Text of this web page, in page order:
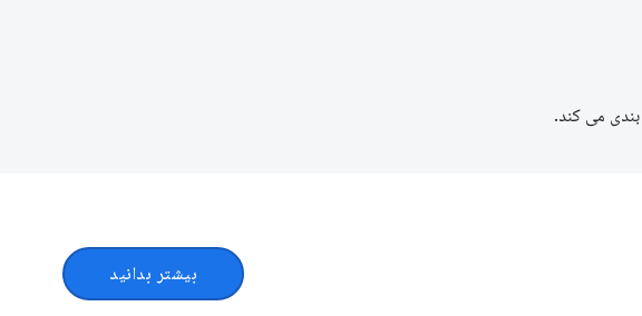
بیشتر بدانید